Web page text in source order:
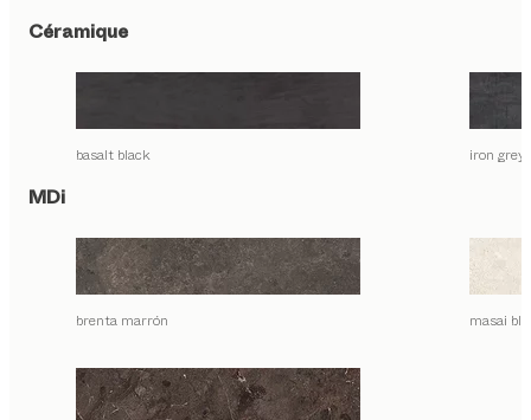
Céramique
basalt black iron grey
MDi
brenta marrón masai